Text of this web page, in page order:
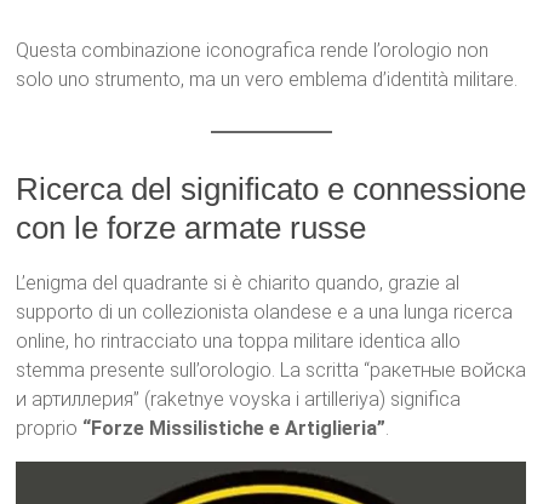
Questa combinazione iconografica rende l’orologio non
solo uno strumento, ma un vero emblema d’identità militare.
Ricerca del significato e connessione
con le forze armate russe
L’enigma del quadrante si è chiarito quando, grazie al
supporto di un collezionista olandese e a una lunga ricerca
online, ho rintracciato una toppa militare identica allo
stemma presente sull’orologio. La scritta “ракетные войска
и артиллерия” (raketnye voyska i artilleriya) significa
proprio “Forze Missilistiche e Artiglieria”